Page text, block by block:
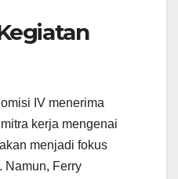
IV menerima
kerja mengenai
menjadi fokus
Namun, Ferry